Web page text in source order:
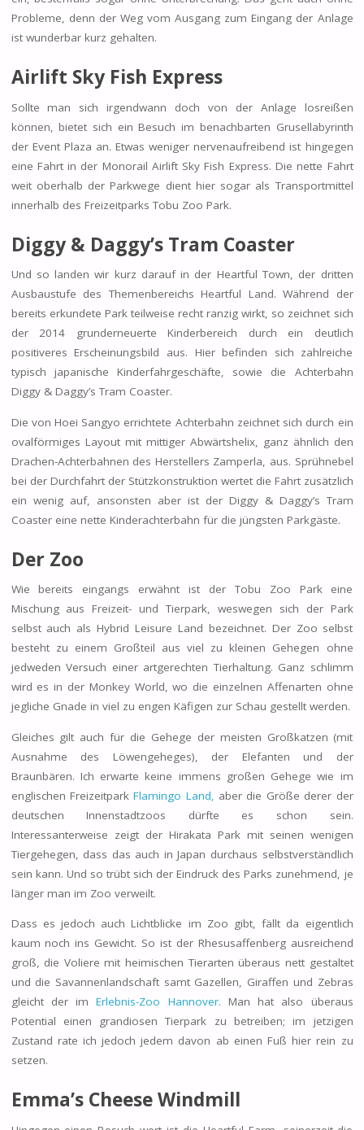
Probleme, denn der Weg vom Ausgang zum Eingang der Anlage
ist wunderbar kurz gehalten.
Airlift Sky Fish Express
Sollte man sich irgendwann doch von der Anlage losreißen
können, bietet sich ein Besuch im benachbarten Grusellabyrinth
der Event Plaza an. Etwas weniger nervenaufreibend ist hingegen
eine Fahrt in der Monorail Airlift Sky Fish Express. Die nette Fahrt
weit oberhalb der Parkwege dient hier sogar als Transportmittel
innerhalb des Freizeitparks Tobu Zoo Park.
Diggy & Daggy’s Tram Coaster
Und so landen wir kurz darauf in der Heartful Town, der dritten
Ausbaustufe des Themenbereichs Heartful Land. Während der
bereits erkundete Park teilweise recht ranzig wirkt, so zeichnet sich
der 2014 grunderneuerte Kinderbereich durch ein deutlich
positiveres Erscheinungsbild aus. Hier befinden sich zahlreiche
typisch japanische Kinderfahrgeschäfte, sowie die Achterbahn
Diggy & Daggy’s Tram Coaster.
Die von Hoei Sangyo errichtete Achterbahn zeichnet sich durch ein
ovalförmiges Layout mit mittiger Abwärtshelix, ganz ähnlich den
Drachen-Achterbahnen des Herstellers Zamperla, aus. Sprühnebel
bei der Durchfahrt der Stützkonstruktion wertet die Fahrt zusätzlich
ein wenig auf, ansonsten aber ist der Diggy & Daggy’s Tram
Coaster eine nette Kinderachterbahn für die jüngsten Parkgäste.
Der Zoo
Wie bereits eingangs erwähnt ist der Tobu Zoo Park eine
Mischung aus Freizeit- und Tierpark, weswegen sich der Park
selbst auch als Hybrid Leisure Land bezeichnet. Der Zoo selbst
besteht zu einem Großteil aus viel zu kleinen Gehegen ohne
jedweden Versuch einer artgerechten Tierhaltung. Ganz schlimm
wird es in der Monkey World, wo die einzelnen Affenarten ohne
jegliche Gnade in viel zu engen Käfigen zur Schau gestellt werden.
Gleiches gilt auch für die Gehege der meisten Großkatzen (mit
Ausnahme des Löwengeheges), der Elefanten und der
Braunbären. Ich erwarte keine immens großen Gehege wie im
englischen FreizeitparkFlamingo Land, aber die Größe derer der
deutschen Innenstadtzoos dürfte es schon sein.
Interessanterweise zeigt der Hirakata Park mit seinen wenigen
Tiergehegen, dass das auch in Japan durchaus selbstverständlich
sein kann. Und so trübt sich der Eindruck des Parks zunehmend, je
länger man im Zoo verweilt.
Dass es jedoch auch Lichtblicke im Zoo gibt, fällt da eigentlich
kaum noch ins Gewicht. So ist der Rhesusaffenberg ausreichend
groß, die Voliere mit heimischen Tierarten überaus nett gestaltet
und die Savannenlandschaft samt Gazellen, Giraffen und Zebras
gleicht der imErlebnis-Zoo Hannover. Man hat also überaus
Potential einen grandiosen Tierpark zu betreiben; im jetzigen
Zustand rate ich jedoch jedem davon ab einen Fuß hier rein zu
setzen.
Emma’s Cheese Windmill